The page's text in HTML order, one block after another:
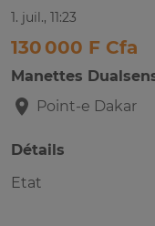
1. juil., 11:23
130 000 F Cfa
Manettes
Point-e Dakar
Détails
Etat